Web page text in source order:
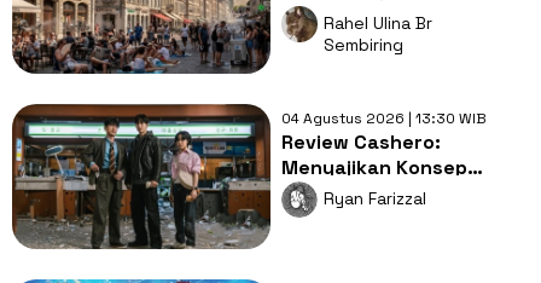
Kuno: Alasan Gelombang
Panas di Eropa Sangat
Rahel Ulina Br
Sembiring
04 Agustus 2026 | 13:30 WIB
Review Cashero:
Menyajikan Konsep
Heroik yang Unik dan
Sangat Menghibur!
Ryan Farizzal